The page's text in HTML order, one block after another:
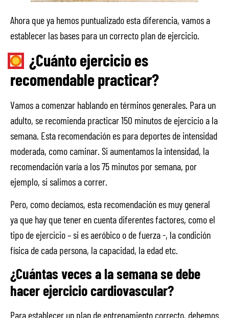
Ahora que ya hemos puntualizado esta diferencia, vamos a
establecer las bases para un correcto plan de ejercicio.
¿Cuánto ejercicio es
recomendable practicar?
Vamos a comenzar hablando en términos generales. Para un
adulto, se recomienda practicar 150 minutos de ejercicio a la
semana. Esta recomendación es para deportes de intensidad
moderada, como caminar. Si aumentamos la intensidad, la
recomendación varía a los 75 minutos por semana, por
ejemplo, si salimos a correr.
Pero, como decíamos, esta recomendación es muy general
ya que hay que tener en cuenta diferentes factores, como el
tipo de ejercicio – si es aeróbico o de fuerza -, la condición
física de cada persona, la capacidad, la edad etc.
¿Cuántas veces a la semana se debe
hacer ejercicio cardiovascular?
Para establecer un plan de entrenamiento correcto, debemos